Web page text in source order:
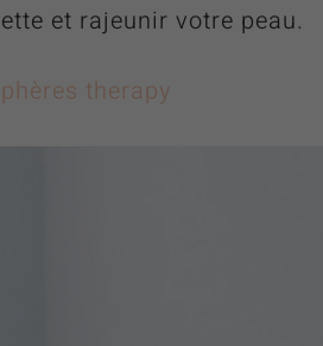
et rajeunir votre peau.
therapy